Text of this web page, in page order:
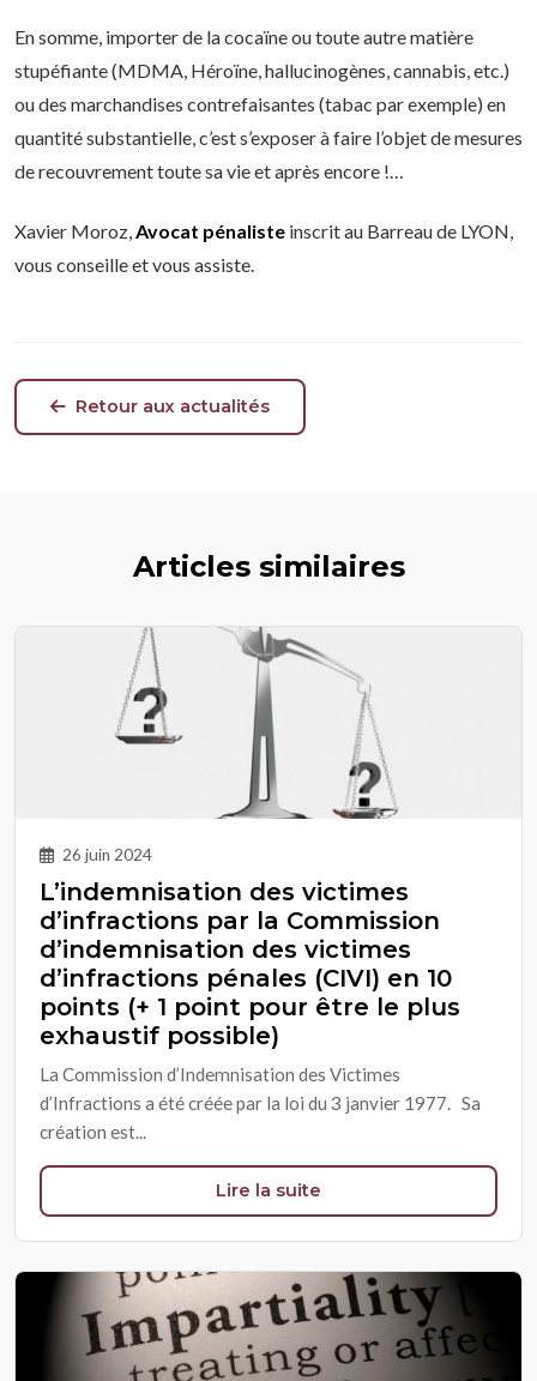
En somme, importer de la cocaïne ou toute autre matière
stupéfiante (MDMA, Héroïne, hallucinogènes, cannabis, etc.)
ou des marchandises contrefaisantes (tabac par exemple) en
quantité substantielle, c’est s’exposer à faire l’objet de mesures
de recouvrement toute sa vie et après encore !…
Xavier Moroz,Avocat pénaliste inscrit au Barreau de LYON,
vous conseille et vous assiste.
Retour aux actualités
Articles similaires
26 juin 2024
L’indemnisation des victimes
d’infractions par la Commission
d’indemnisation des victimes
d’infractions pénales (CIVI) en 10
points (+ 1 point pour être le plus
exhaustif possible)
La Commission d’Indemnisation des Victimes
d’Infractions a été créée par la loi du 3 janvier 1977. Sa
création est...
Lire la suite